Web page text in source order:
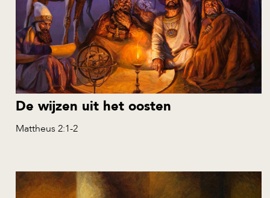
De wijzen uit het oosten
Mattheus 2:1-2